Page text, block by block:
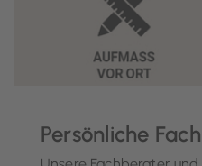
Persönliche